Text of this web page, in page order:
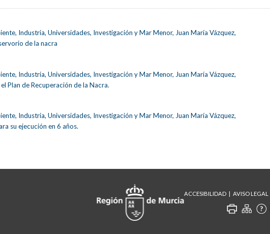
Industria, Universidades, Investigación y Mar Menor, Juan María Vázquez,
de la nacra
Industria, Universidades, Investigación y Mar Menor, Juan María Vázquez,
Plan de Recuperación de la Nacra.
Industria, Universidades, Investigación y Mar Menor, Juan María Vázquez,
su ejecución en 6 años.
ACCESIBILIDAD AVISO LEGAL